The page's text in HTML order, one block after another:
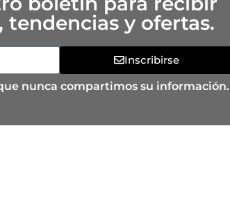
y ofertas.
Inscribirse
nunca compartimos su información.